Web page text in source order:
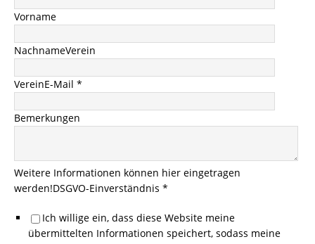
Vorname
NachnameVerein
VereinE-Mail *
Bemerkungen
Weitere Informationen können hier eingetragen
werden!DSGVO-Einverständnis *
Ich willige ein, dass diese Website meine
übermittelten Informationen speichert, sodass meine